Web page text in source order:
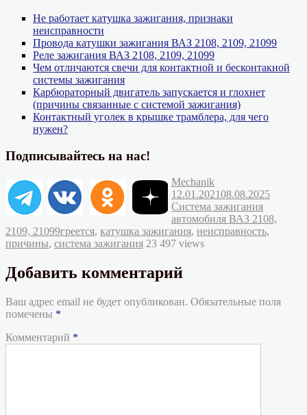
Не работает катушка зажигания, признаки
неисправности
Провода катушки зажигания ВАЗ 2108, 2109, 21099
Реле зажигания ВАЗ 2108, 2109, 21099
Чем отличаются свечи для контактной и бесконтакной
системы зажигания
Карбюраторный двигатель запускается и глохнет
(причины связанные с системой зажигания)
Контактный уголек в крышке трамблера, для чего
нужен?
Подписывайтесь на нас!
Автор
MechanikОпубликовано
12.01.202108.08.2025
Система зажигания
автомобиля ВАЗ 2108,
2109, 21099Метки
греется, катушка зажигания, неисправность,
причины, система зажигания 23 497 views
Добавить комментарий
Ваш адрес email не будет опубликован. Обязательные поля
помечены *
Комментарий *